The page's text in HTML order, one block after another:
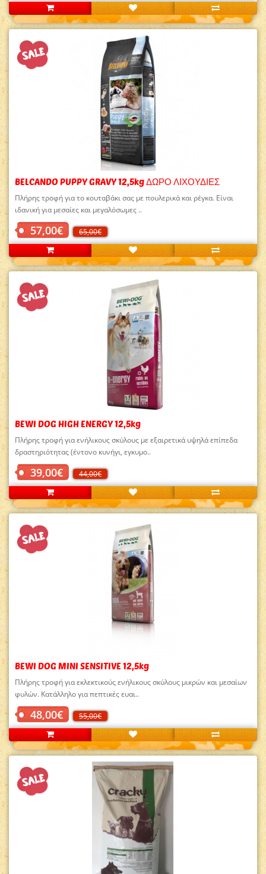
BELCANDO PUPPY GRAVY 12,5kg ΔΩΡΟ ΛΙΧΟΥΔΙΕΣ
Πλήρης τροφή για το κουταβάκι σας με πουλερικά και ρέγκα. Είναι
ιδανική για μεσαίες και μεγαλόσωμες ..
57,00€ 65,00€
BEWI DOG HIGH ENERGY 12,5kg
Πλήρης τροφή για ενήλικους σκύλους με εξαιρετικά υψηλά επίπεδα
δραστηριότητας (έντονο κυνήγι, εγκυμο..
39,00€ 44,00€
BEWI DOG MINI SENSITIVE 12,5kg
Πλήρης τροφή για εκλεκτικούς ενήλικους σκύλους μικρών και μεσαίων
φυλών. Κατάλληλο για πεπτικές ευαι..
48,00€ 55,00€